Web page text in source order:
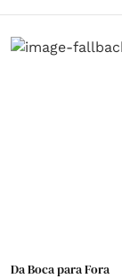
Da Boca para Fora